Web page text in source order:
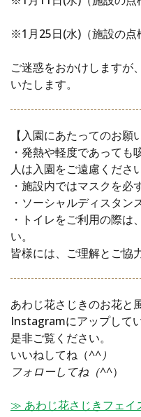
※1月25日(水)（施設の点
ご迷惑をおかけしますが
いたします。
【入園にあたってのお願
・発熱や軽度であっても
人は入園をご遠慮ください
・施設内ではマスクを必
・ソーシャルディスタン
・トイレをご利用の際は
い。
皆様には、ご理解とご協
あわじ花さじきのお花と
Instagramにアップしてい
是非ご覧ください。
いいねしてね（^^）
フォローしてね（^^）
≫ あわじ花さじきフェイ